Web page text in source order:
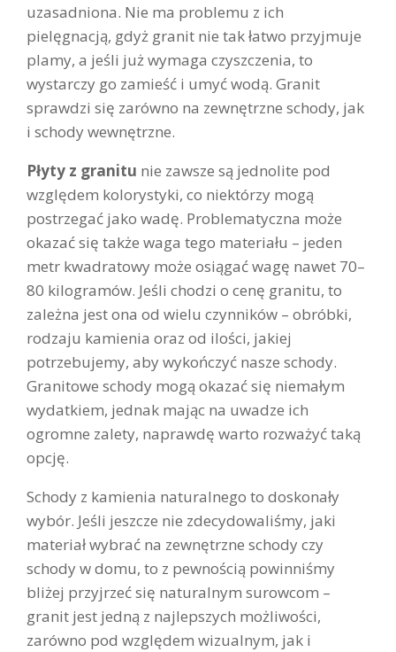
uzasadniona. Nie ma problemu z ich
pielęgnacją, gdyż granit nie tak łatwo przyjmuje
plamy, a jeśli już wymaga czyszczenia, to
wystarczy go zamieść i umyć wodą. Granit
sprawdzi się zarówno na zewnętrzne schody, jak
i schody wewnętrzne.
Płyty z granitu nie zawsze są jednolite pod
względem kolorystyki, co niektórzy mogą
postrzegać jako wadę. Problematyczna może
okazać się także waga tego materiału – jeden
metr kwadratowy może osiągać wagę nawet 70–
80 kilogramów. Jeśli chodzi o cenę granitu, to
zależna jest ona od wielu czynników – obróbki,
rodzaju kamienia oraz od ilości, jakiej
potrzebujemy, aby wykończyć nasze schody.
Granitowe schody mogą okazać się niemałym
wydatkiem, jednak mając na uwadze ich
ogromne zalety, naprawdę warto rozważyć taką
opcję.
Schody z kamienia naturalnego to doskonały
wybór. Jeśli jeszcze nie zdecydowaliśmy, jaki
materiał wybrać na zewnętrzne schody czy
schody w domu, to z pewnością powinniśmy
bliżej przyjrzeć się naturalnym surowcom –
granit jest jedną z najlepszych możliwości,
zarówno pod względem wizualnym, jak i